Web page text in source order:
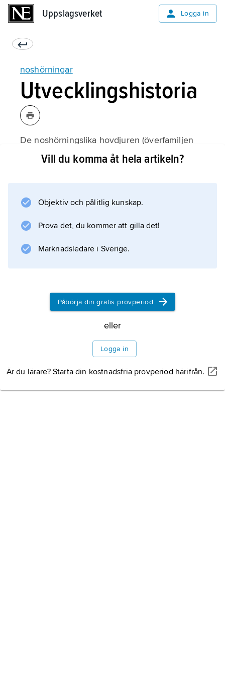
Uppslagsverket Logga in
noshörningar
Utvecklingshistoria
De noshörningslika hovdjuren (överfamiljen
Rhinocerotoidea
mångsidigaste gruppen av uddatåiga hovdjur.
De flesta tidiga arter var hornlösa, och horn
grupper. De minsta noshörningarna, t.ex.
Information om artikeln
Vill du komma åt hela artikeln?
Objektiv och pålitlig kunskap.
Prova det, du kommer att gilla det!
Marknadsledare i Sverige.
Påbörja din gratis provperiod
eller
Logga in
Är du lärare? Starta din kostnadsfria provperiod härifrån.